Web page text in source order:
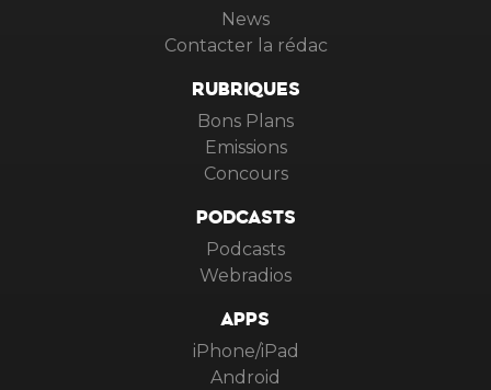
News
Contacter la rédac
RUBRIQUES
Bons Plans
Emissions
Concours
PODCASTS
Podcasts
Webradios
APPS
iPhone/iPad
Android